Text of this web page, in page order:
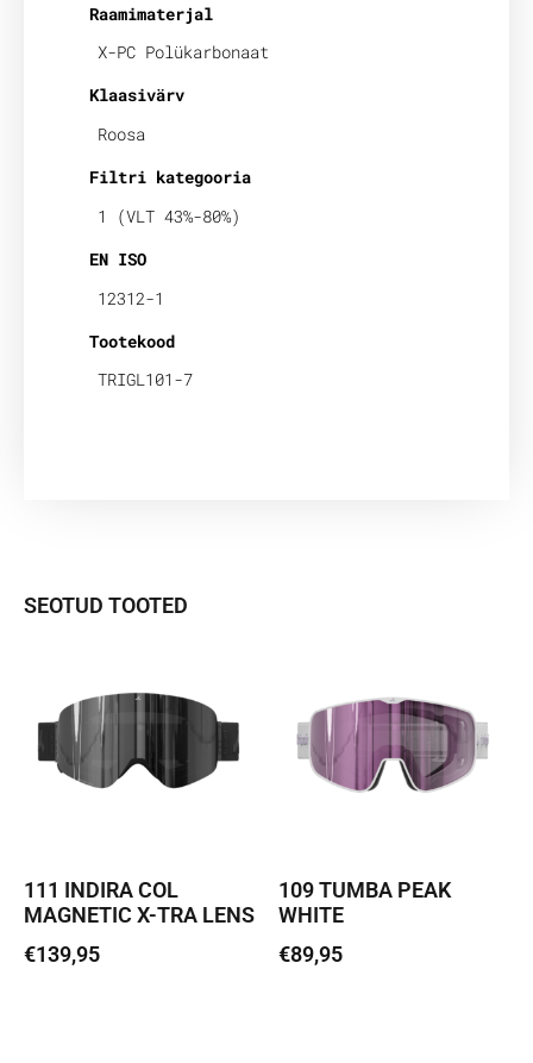
Raamimaterjal
X-PC Polükarbonaat
Klaasivärv
Roosa
Filtri kategooria
1 (VLT 43%-80%)
EN ISO
12312-1
Tootekood
TRIGL101-7
SEOTUD TOOTED
111 INDIRA COL
MAGNETIC X-TRA LENS
€139,95
109 TUMBA PEAK
WHITE
€89,95